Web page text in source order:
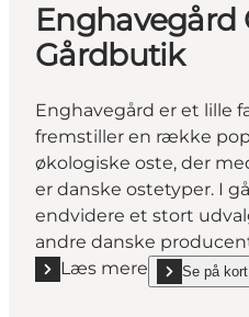
Enghavegård
Gårdbutik
Enghavegård er et lille
fremstiller en række
økologiske oste, der
er danske ostetyper. I
endvidere et stort
andre danske
Læs mere
Læs mere Se på kort
show